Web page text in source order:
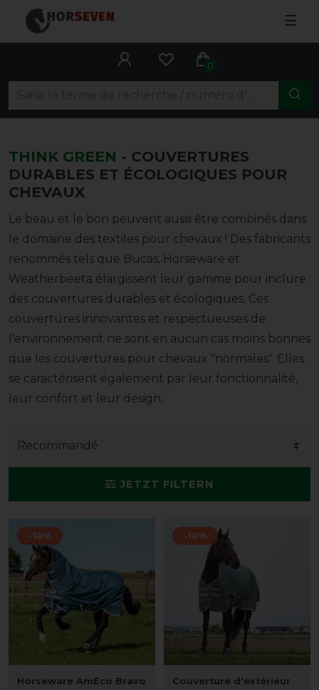
☰
0
THINK GREEN - COUVERTURES
DURABLES ET ÉCOLOGIQUES POUR
CHEVAUX
Le beau et le bon peuvent aussi être combinés dans
le domaine des textiles pour chevaux ! Des fabricants
renommés tels que Bucas, Horseware et
Weatherbeeta élargissent leur gamme pour inclure
des couvertures durables et écologiques. Ces
couvertures innovantes et respectueuses de
l'environnement ne sont en aucun cas moins bonnes
que les couvertures pour chevaux "normales". Elles
se caractérisent également par leur fonctionnalité,
leur confort et leur design.
JETZT FILTERN
-10%
Horseware AmEco Bravo
-10%
Couverture d'extérieur